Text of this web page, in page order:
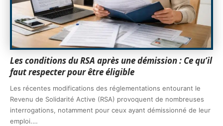
Les conditions du RSA après une démission : Ce qu’il
faut respecter pour être éligible
Les récentes modifications des réglementations entourant le
Revenu de Solidarité Active (RSA) provoquent de nombreuses
interrogations, notamment pour ceux ayant démissionné de leur
emploi.…